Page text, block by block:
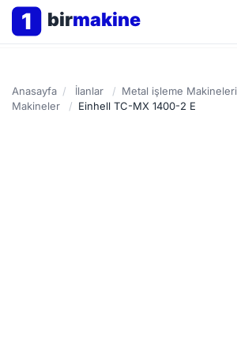
1 birmakine
Anasayfa / İlanlar / Metal işleme Makineleri
Makineler
/ Einhell TC-MX 1400-2 E